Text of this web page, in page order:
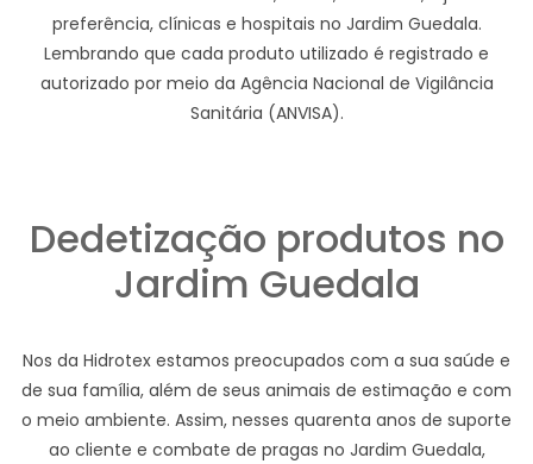
preferência, clínicas e hospitais no Jardim Guedala.
Lembrando que cada produto utilizado é registrado e
autorizado por meio da Agência Nacional de Vigilância
Sanitária (ANVISA).
Dedetização produtos no
Jardim Guedala
Nos da Hidrotex estamos preocupados com a sua saúde e
de sua família, além de seus animais de estimação e com
o meio ambiente. Assim, nesses quarenta anos de suporte
ao cliente e combate de pragas no Jardim Guedala,